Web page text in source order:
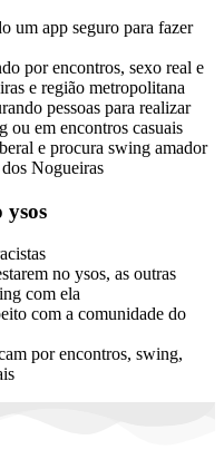
um app seguro para fazer
por encontros, sexo real e
e região metropolitana
pessoas para realizar
ou em encontros casuais
e procura swing amador
Nogueiras
ysos
no ysos, as outras
com ela
com a comunidade do
por encontros, swing,